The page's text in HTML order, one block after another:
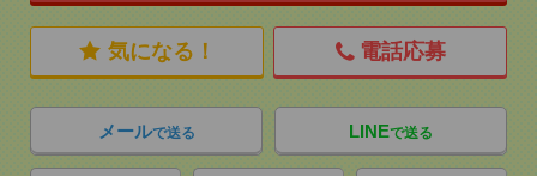
気になる！ 電話応募
メールで送る LINEで送る